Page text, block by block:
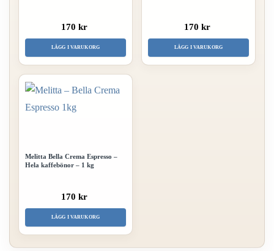
170 kr
LÄGG I VARUKORG
170 kr
LÄGG I VARUKORG
Melitta Bella Crema Espresso –
Hela kaffebönor – 1 kg
170 kr
LÄGG I VARUKORG